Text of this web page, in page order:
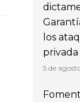
los
privada
5 de